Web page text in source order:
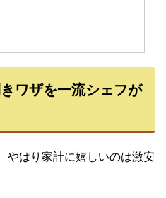
ワザを一流シェフが
やはり家計に嬉しいのは激安